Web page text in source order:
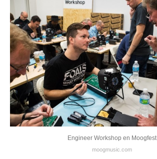
Engineer Workshop en Moogfest
moogmusic.com